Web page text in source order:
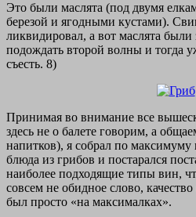
Это были маслята (под двумя
березой и ягодными кустами).
ликвидировал, а вот маслята
подождать второй волны и тогда
съесть. 8)
Принимая во внимание все
здесь не о балете говорим, а
напитков), я собрал по
блюда из грибов и постарался
наиболее подходящие типы вин,
совсем не обидное слово,
был просто «на максималках».